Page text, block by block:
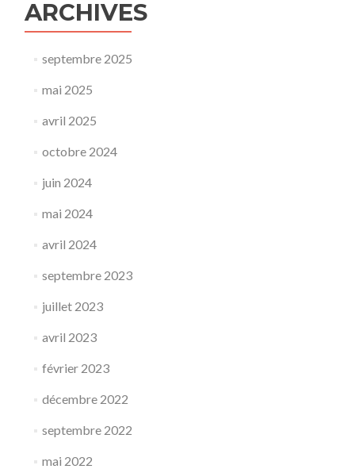
ARCHIVES
septembre 2025
mai 2025
avril 2025
octobre 2024
juin 2024
mai 2024
avril 2024
septembre 2023
juillet 2023
avril 2023
février 2023
décembre 2022
septembre 2022
mai 2022